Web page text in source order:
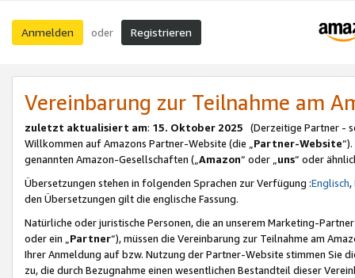
Anmelden oder Registrieren
Vereinbarung zur Teilnahme am
zuletzt aktualisiert am: 15. Oktober 2025 (Derzeitige Partner -
Willkommen auf Amazons Partner-Website (die „Partner-Website
genannten Amazon-Gesellschaften („Amazon“ oder „uns“ oder
Übersetzungen stehen in folgenden Sprachen zur Verfügung :Englisch,
den Übersetzungen gilt die englische Fassung.
Natürliche oder juristische Personen, die an unserem Marketing-
oder ein „Partner“), müssen die Vereinbarung zur Teilnahme am
Ihrer Anmeldung auf bzw. Nutzung der Partner-Website stimmen Sie
zu, die durch Bezugnahme einen wesentlichen Bestandteil dieser